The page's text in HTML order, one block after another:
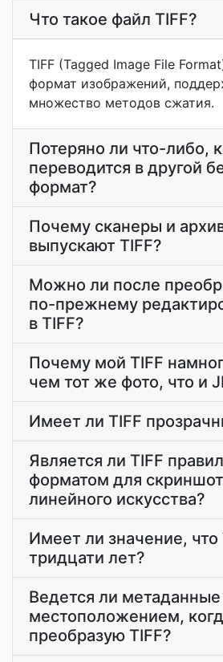
Что такое файл TIFF?
TIFF (Tagged Image File
формат изображений,
множество методов сжатия.
Потеряно ли что-либо,
переводится в другой
формат?
Почему сканеры и
выпускают TIFF?
Можно ли после
по-прежнему
в TIFF?
Почему мой TIFF
чем тот же фото, что и
Имеет ли TIFF
Является ли TIFF
форматом для
линейного искусства?
Имеет ли значение, что
тридцати лет?
Ведется ли
местоположением,
преобразую TIFF?